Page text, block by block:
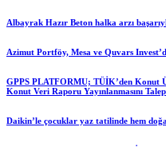
Albayrak Hazır Beton halka arzı
Azimut Portföy, Mesa ve Quvars
GPPS PLATFORMU; TÜİK’den Konut
Konut Veri Raporu Yayınlanmasını
Daikin’le çocuklar yaz tatilinde hem